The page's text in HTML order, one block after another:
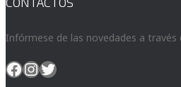
Infórmese de las novedades a través
Facebook
Instagram
Twitter